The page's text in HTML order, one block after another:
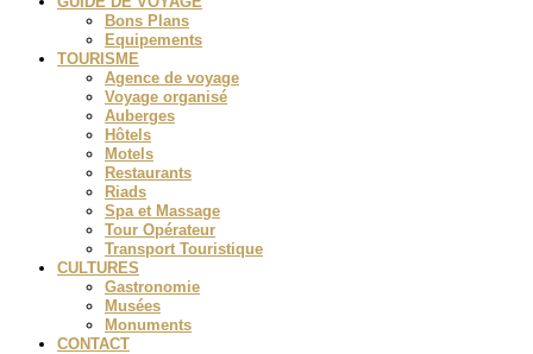
Bons Plans
Equipements
TOURISME
Agence de voyage
Voyage organisé
Auberges
Hôtels
Motels
Restaurants
Riads
Spa et Massage
Tour Opérateur
Transport Touristique
CULTURES
Gastronomie
Musées
Monuments
CONTACT